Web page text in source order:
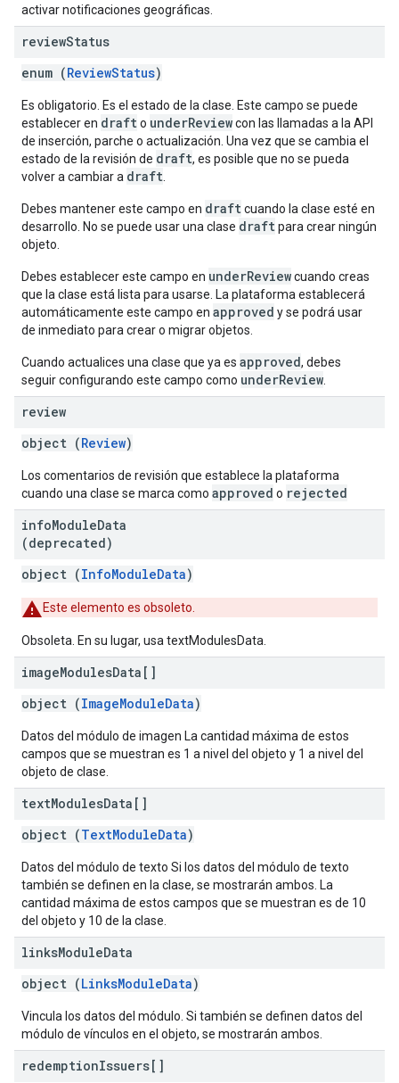
activar notificaciones geográficas.
reviewStatus
enum (ReviewStatus)
Es obligatorio. Es el estado de la clase. Este campo se puede
establecer en drafto underReviewcon las llamadas a la API
de inserción, parche o actualización. Una vez que se cambia el
estado de la revisión de draft, es posible que no se pueda
volver a cambiar a draft
Debes mantener este campo en draftcuando la clase esté en
desarrollo. No se puede usar una clase draftpara crear ningún
objeto.
Debes establecer este campo en underReviewcuando creas
que la clase está lista para usarse. La plataforma establecerá
automáticamente este campo en approved y se podrá usar
de inmediato para crear o migrar objetos.
Cuando actualices una clase que ya es approved, debes
seguir configurando este campo como underReview
review
object (Review)
Los comentarios de revisión que establece la plataforma
cuando una clase se marca como approved o rejected
infoModuleData
(deprecated)
object (InfoModuleData)
Este elemento es obsoleto.
Obsoleta. En su lugar, usa textModulesData.
imageModulesData[]
object (ImageModuleData)
Datos del módulo de imagen La cantidad máxima de estos
campos que se muestran es 1 a nivel del objeto y 1 a nivel del
objeto de clase.
textModulesData[]
object (TextModuleData)
Datos del módulo de texto Si los datos del módulo de texto
también se definen en la clase, se mostrarán ambos. La
cantidad máxima de estos campos que se muestran es de 10
del objeto y 10 de la clase.
linksModuleData
object (LinksModuleData)
Vincula los datos del módulo. Si también se definen datos del
módulo de vínculos en el objeto, se mostrarán ambos.
redemptionIssuers[]